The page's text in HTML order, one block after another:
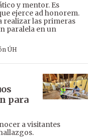
y mentor. Es
ejerce ad honorem.
realizar las primeras
paralela en un
ÚH
para
a visitantes